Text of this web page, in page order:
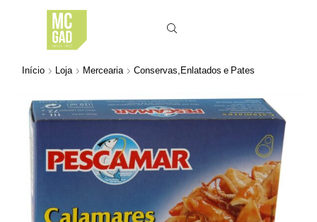
Início Loja Mercearia Conservas,Enlatados e Pates